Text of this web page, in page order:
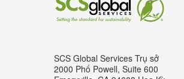
SCS Global Services Trụ sở
2000 Phố Powell, Suite 600
trên LinkedIn.
SCS Global Services trên YouTube